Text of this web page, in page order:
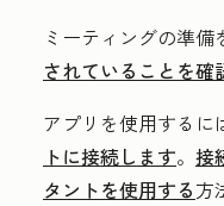
ミーティングの準備
されていることを確
アプリを使用するに
トに接続します。 接
タントを使用する方